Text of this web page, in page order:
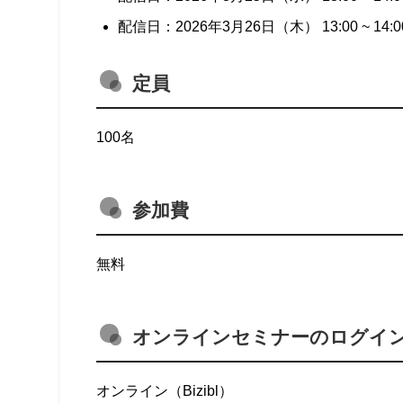
配信日：2026年3月26日（木） 13:00 ~
定員
100名
参加費
無料
オンラインセミナーのログイ
オンライン（Bizibl）